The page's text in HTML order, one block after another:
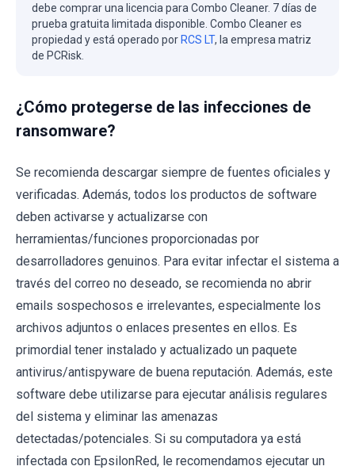
debe comprar una licencia para Combo Cleaner. 7 días de
prueba gratuita limitada disponible. Combo Cleaner es
propiedad y está operado por RCS LT, la empresa matriz
de PCRisk.
¿Cómo protegerse de las infecciones de
ransomware?
Se recomienda descargar siempre de fuentes oficiales y
verificadas. Además, todos los productos de software
deben activarse y actualizarse con
herramientas/funciones proporcionadas por
desarrolladores genuinos. Para evitar infectar el sistema a
través del correo no deseado, se recomienda no abrir
emails sospechosos e irrelevantes, especialmente los
archivos adjuntos o enlaces presentes en ellos. Es
primordial tener instalado y actualizado un paquete
antivirus/antispyware de buena reputación. Además, este
software debe utilizarse para ejecutar análisis regulares
del sistema y eliminar las amenazas
detectadas/potenciales. Si su computadora ya está
infectada con EpsilonRed, le recomendamos ejecutar un